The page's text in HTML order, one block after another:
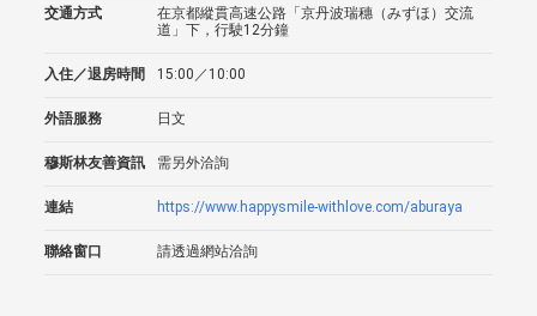
交通方式
在京都縱貫高速公路「京丹波瑞穗（みずほ）交流
道」下，行駛12分鐘
入住／退房時間 15:00／10:00
外語服務 日文
穆斯林友善資訊 需另外洽詢
連結 https://www.happysmile-withlove.com/aburaya
聯絡窗口 請透過網站洽詢